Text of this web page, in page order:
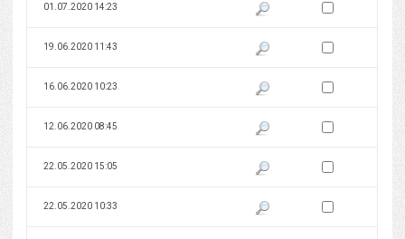
01.07.2020 14:23 Pokaż podgląd wersji z dnia
Zaznacz wersję do
19.06.2020 11:43 Pokaż podgląd wersji z dnia
Zaznacz wersję do
16.06.2020 10:23 Pokaż podgląd wersji z dnia
Zaznacz wersję do
12.06.2020 08:45 Pokaż podgląd wersji z dnia
Zaznacz wersję do
22.05.2020 15:05 Pokaż podgląd wersji z dnia
Zaznacz wersję do
22.05.2020 10:33 Pokaż podgląd wersji z dnia
Zaznacz wersję do